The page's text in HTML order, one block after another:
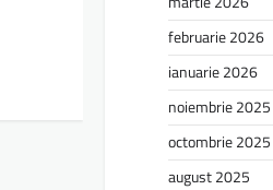
februarie 2026
ianuarie 2026
noiembrie 2025
octombrie 2025
august 2025